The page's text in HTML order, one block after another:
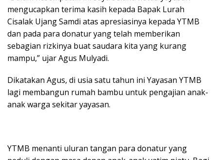
mengucapkan terima kasih kepada Bapak Lurah
Cisalak Ujang Samdi atas apresiasinya kepada YTMB
dan pada para donatur yang telah memberikan
sebagian rizkinya buat saudara kita yang kurang
mampu,” ujar Agus Mulyadi.
Dikatakan Agus, di usia satu tahun ini Yayasan YTMB
lagi membangun rumah bambu untuk pengajian anak-
anak warga sekitar yayasan.
YTMB menanti uluran tangan para donatur yang